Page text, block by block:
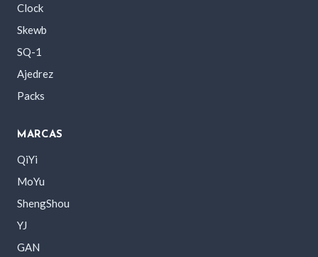
Clock
Skewb
SQ-1
Ajedrez
Packs
MARCAS
QiYi
MoYu
ShengShou
YJ
GAN